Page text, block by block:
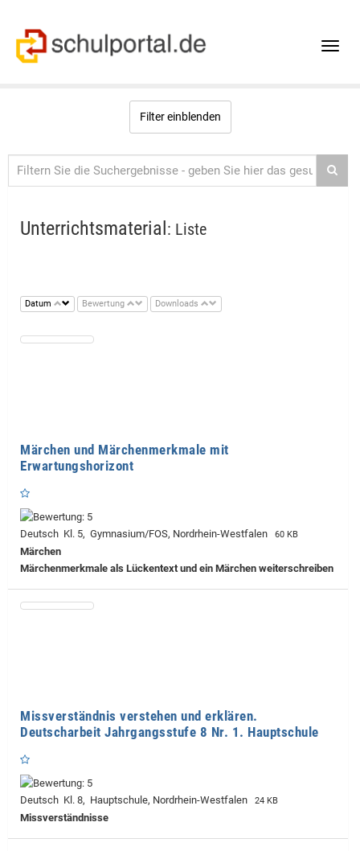
Toggle
Filter einblenden
Unterrichtsmaterial : Liste
Datum Bewertung Downloads
Märchen und Märchenmerkmale mit
Erwartungshorizont
Deutsch Kl. 5, Gymnasium/FOS, Nordrhein-Westfalen 60 KB
Märchen
Märchenmerkmale als Lückentext und ein Märchen weiterschreiben
Missverständnis verstehen und erklären.
Deutscharbeit Jahrgangsstufe 8 Nr. 1. Hauptschule
Deutsch Kl. 8, Hauptschule, Nordrhein-Westfalen 24 KB
Missverständnisse